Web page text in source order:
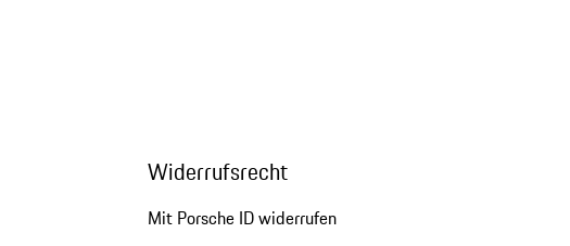
Widerrufsrecht
Mit Porsche ID widerrufen